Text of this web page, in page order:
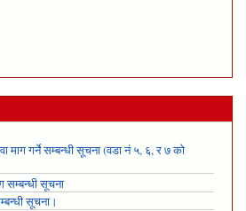
माग गर्ने सम्बन्धी सूचना (वडा नं ५, ६, र ७ को
सम्बन्धी सूचना
सूचना।